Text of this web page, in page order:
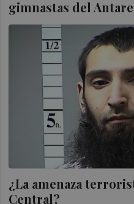
gimnastas del
¿La amenaza
Central?